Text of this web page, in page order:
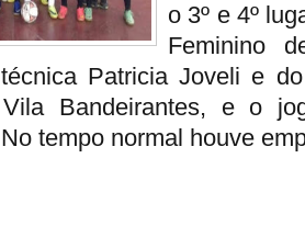
o 3º e 4º
Feminino
Patricia Joveli e
Bandeirantes, e o
tempo normal houve